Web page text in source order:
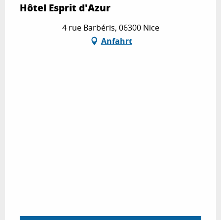
Hôtel Esprit d'Azur
4 rue Barbéris, 06300 Nice
Anfahrt